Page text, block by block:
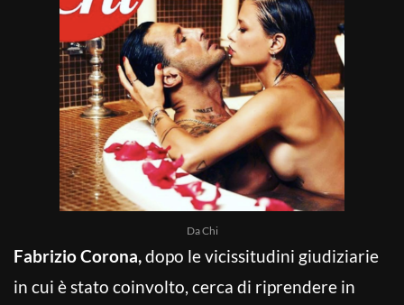
Da Chi
Fabrizio Corona,dopo le vicissitudini giudiziarie
in cui è stato coinvolto, cerca di riprendere in